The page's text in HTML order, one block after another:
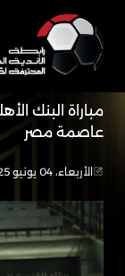
مباراة البنك
عاصمة مصر
الأربعاء، 04 يونيو 2025 - 21:22